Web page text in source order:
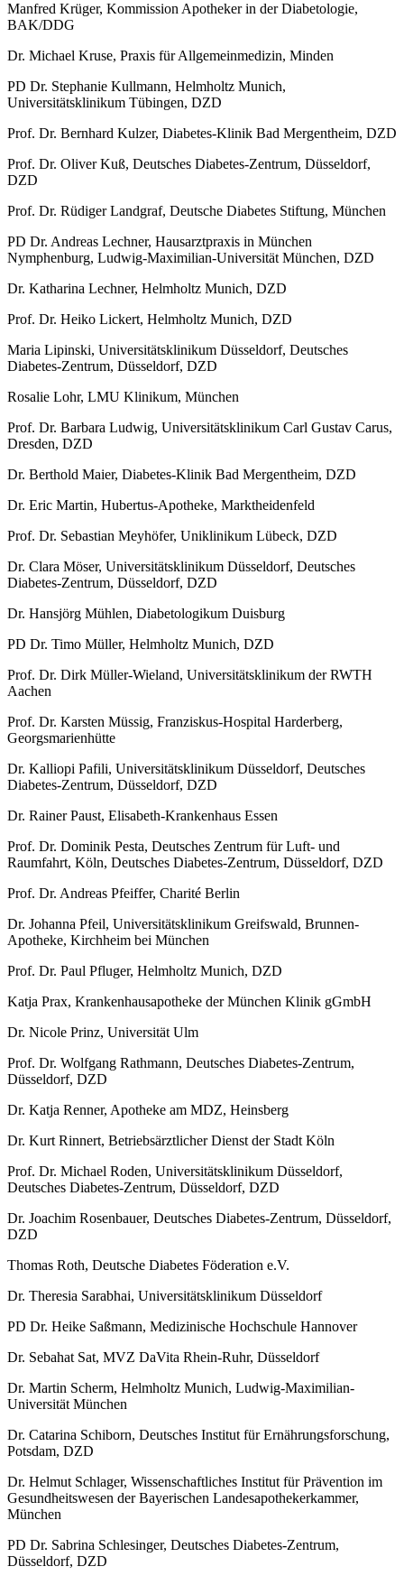
Manfred Krüger, Kommission Apotheker in der Diabetologie,
BAK/DDG
Dr. Michael Kruse, Praxis für Allgemeinmedizin, Minden
PD Dr. Stephanie Kullmann, Helmholtz Munich,
Universitätsklinikum Tübingen, DZD
Prof. Dr. Bernhard Kulzer, Diabetes-Klinik Bad Mergentheim, DZD
Prof. Dr. Oliver Kuß, Deutsches Diabetes-Zentrum, Düsseldorf,
DZD
Prof. Dr. Rüdiger Landgraf, Deutsche Diabetes Stiftung, München
PD Dr. Andreas Lechner, Hausarztpraxis in München
Nymphenburg, Ludwig-Maximilian-Universität München, DZD
Dr. Katharina Lechner, Helmholtz Munich, DZD
Prof. Dr. Heiko Lickert, Helmholtz Munich, DZD
Maria Lipinski, Universitätsklinikum Düsseldorf, Deutsches
Diabetes-Zentrum, Düsseldorf, DZD
Rosalie Lohr, LMU Klinikum, München
Prof. Dr. Barbara Ludwig, Universitätsklinikum Carl Gustav Carus,
Dresden, DZD
Dr. Berthold Maier, Diabetes-Klinik Bad Mergentheim, DZD
Dr. Eric Martin, Hubertus-Apotheke, Marktheidenfeld
Prof. Dr. Sebastian Meyhöfer, Uniklinikum Lübeck, DZD
Dr. Clara Möser, Universitätsklinikum Düsseldorf, Deutsches
Diabetes-Zentrum, Düsseldorf, DZD
Dr. Hansjörg Mühlen, Diabetologikum Duisburg
PD Dr. Timo Müller, Helmholtz Munich, DZD
Prof. Dr. Dirk Müller-Wieland, Universitätsklinikum der RWTH
Aachen
Prof. Dr. Karsten Müssig, Franziskus-Hospital Harderberg,
Georgsmarienhütte
Dr. Kalliopi Pafili, Universitätsklinikum Düsseldorf, Deutsches
Diabetes-Zentrum, Düsseldorf, DZD
Dr. Rainer Paust, Elisabeth-Krankenhaus Essen
Prof. Dr. Dominik Pesta, Deutsches Zentrum für Luft- und
Raumfahrt, Köln, Deutsches Diabetes-Zentrum, Düsseldorf, DZD
Prof. Dr. Andreas Pfeiffer, Charité Berlin
Dr. Johanna Pfeil, Universitätsklinikum Greifswald, Brunnen-
Apotheke, Kirchheim bei München
Prof. Dr. Paul Pfluger, Helmholtz Munich, DZD
Katja Prax, Krankenhausapotheke der München Klinik gGmbH
Dr. Nicole Prinz, Universität Ulm
Prof. Dr. Wolfgang Rathmann, Deutsches Diabetes-Zentrum,
Düsseldorf, DZD
Dr. Katja Renner, Apotheke am MDZ, Heinsberg
Dr. Kurt Rinnert, Betriebsärztlicher Dienst der Stadt Köln
Prof. Dr. Michael Roden, Universitätsklinikum Düsseldorf,
Deutsches Diabetes-Zentrum, Düsseldorf, DZD
Dr. Joachim Rosenbauer, Deutsches Diabetes-Zentrum, Düsseldorf,
DZD
Thomas Roth, Deutsche Diabetes Föderation e.V.
Dr. Theresia Sarabhai, Universitätsklinikum Düsseldorf
PD Dr. Heike Saßmann, Medizinische Hochschule Hannover
Dr. Sebahat Sat, MVZ DaVita Rhein-Ruhr, Düsseldorf
Dr. Martin Scherm, Helmholtz Munich, Ludwig-Maximilian-
Universität München
Dr. Catarina Schiborn, Deutsches Institut für Ernährungsforschung,
Potsdam, DZD
Dr. Helmut Schlager, Wissenschaftliches Institut für Prävention im
Gesundheitswesen der Bayerischen Landesapothekerkammer,
München
PD Dr. Sabrina Schlesinger, Deutsches Diabetes-Zentrum,
Düsseldorf, DZD